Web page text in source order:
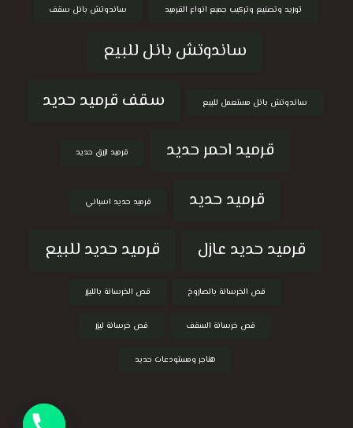
توريد وتصنيع وتركيب جميع انواع القرميد ساندوتش بانل سقف
ساندوتش بانل للبيع
ساندوتش بانل مستعمل للبيع
سقف قرميد حديد
قرميد احمر حديد
قرميد ازرق حديد
قرميد حديد قرميد حديد اسباني
قرميد حديد عازل قرميد حديد للبيع
قص الخرسانة بالصاروخ قص الخرسانة بالليزر
قص خرسانة السقف قص خرسانة ليزر
هناجر ومستودعات حديد